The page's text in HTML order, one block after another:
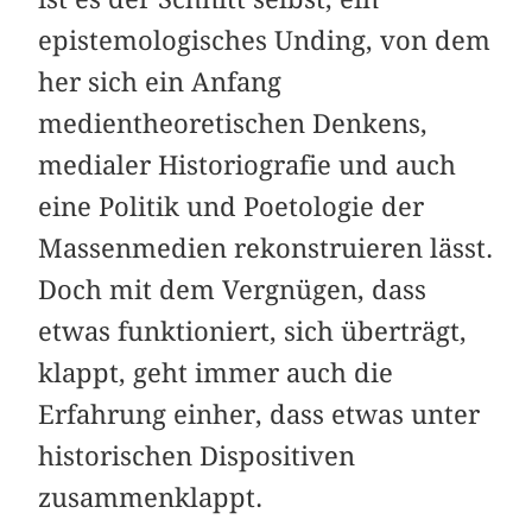
epistemologisches Unding, von dem
her sich ein Anfang
medientheoretischen Denkens,
medialer Historiografie und auch
eine Politik und Poetologie der
Massenmedien rekonstruieren lässt.
Doch mit dem Vergnügen, dass
etwas funktioniert, sich überträgt,
klappt, geht immer auch die
Erfahrung einher, dass etwas unter
historischen Dispositiven
zusammenklappt.